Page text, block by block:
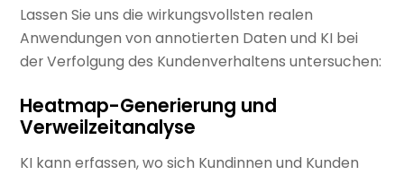
Lassen Sie uns die wirkungsvollsten realen
Anwendungen von annotierten Daten und KI bei
der Verfolgung des Kundenverhaltens untersuchen:
Heatmap-Generierung und
Verweilzeitanalyse
KI kann erfassen, wo sich Kundinnen und Kunden